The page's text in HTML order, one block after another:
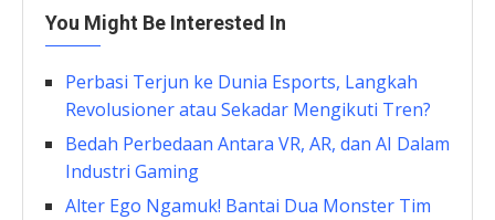
You Might Be Interested In
Perbasi Terjun ke Dunia Esports, Langkah
Revolusioner atau Sekadar Mengikuti Tren?
Bedah Perbedaan Antara VR, AR, dan AI Dalam
Industri Gaming
Alter Ego Ngamuk! Bantai Dua Monster Tim